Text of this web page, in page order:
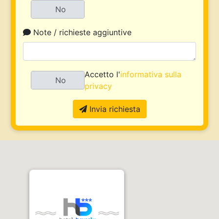
No
Note / richieste aggiuntive
No
Accetto l'informativa sulla
privacy
Invia richiesta